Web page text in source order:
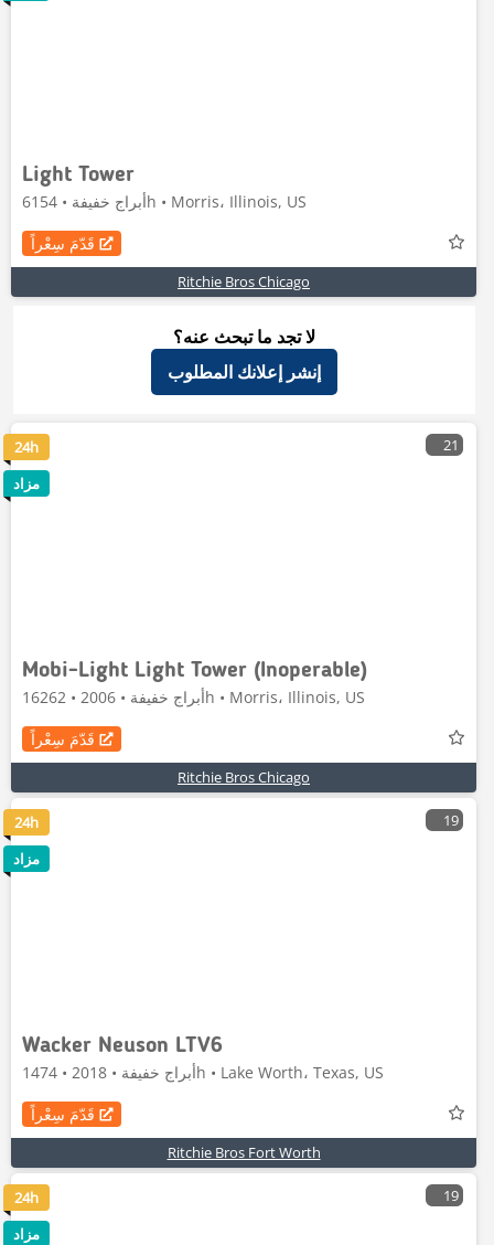
Light Tower
أبراج خفيفة • 6154h • Morris، Illinois, US
قَدّمَ سِعْراً
Ritchie Bros Chicago
لا تجد ما تبحث عنه؟
إنشر إعلانك المطلوب
21
Mobi-Light Light Tower (Inoperable)
أبراج خفيفة • 2006 • 16262h • Morris، Illinois, US
قَدّمَ سِعْراً
Ritchie Bros Chicago
24h
مزاد
19
Wacker Neuson LTV6
أبراج خفيفة • 2018 • 1474h • Lake Worth، Texas, US
قَدّمَ سِعْراً
Ritchie Bros Fort Worth
24h
مزاد
19
24h
مزاد